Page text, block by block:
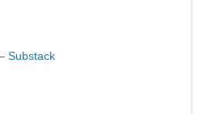
Substack